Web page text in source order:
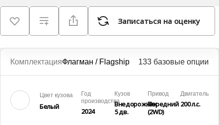
Записаться на оценку
КомплектацияФлагман / Flagship 133 базовые опции
Цвет кузова
Белый
Год
производства
2024
Кузов
Внедорожник
5 дв.
Привод
Передний
(2WD)
Двигатель
200 л.с.